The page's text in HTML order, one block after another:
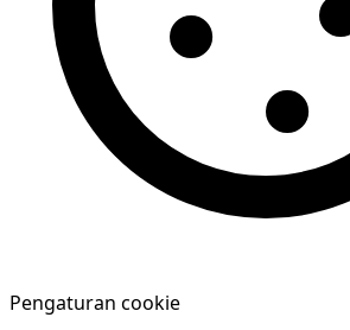
Pengaturan cookie